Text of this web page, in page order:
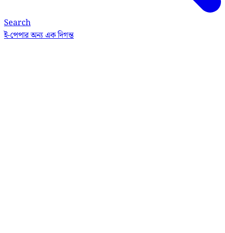
Search
ই-পেপারঅন্য এক দিগন্ত